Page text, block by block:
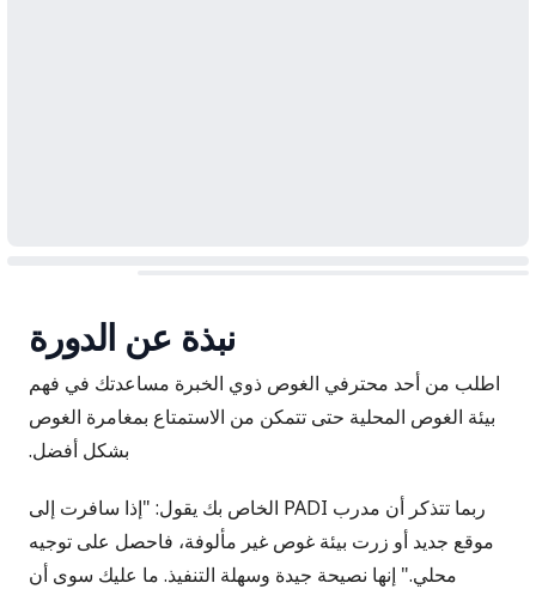
نبذة عن الدورة
اطلب من أحد محترفي الغوص ذوي الخبرة مساعدتك في فهم
بيئة الغوص المحلية حتى تتمكن من الاستمتاع بمغامرة الغوص
بشكل أفضل.
ربما تتذكر أن مدرب PADI الخاص بك يقول: "إذا سافرت إلى
موقع جديد أو زرت بيئة غوص غير مألوفة، فاحصل على توجيه
محلي." إنها نصيحة جيدة وسهلة التنفيذ. ما عليك سوى أن